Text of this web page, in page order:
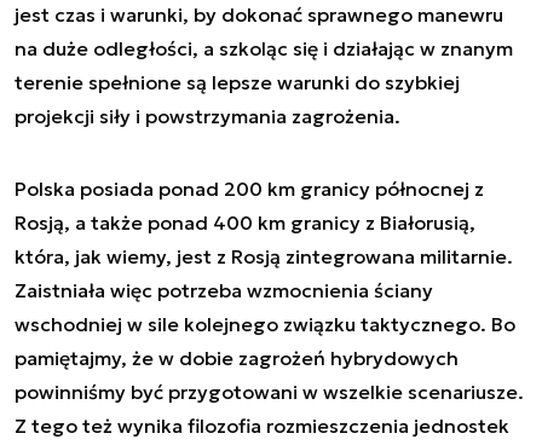
jest czas i warunki, by dokonać sprawnego manewru
na duże odległości, a szkoląc się i działając w znanym
terenie spełnione są lepsze warunki do szybkiej
projekcji siły i powstrzymania zagrożenia.
Polska posiada ponad 200 km granicy północnej z
Rosją, a także ponad 400 km granicy z Białorusią,
która, jak wiemy, jest z Rosją zintegrowana militarnie.
Zaistniała więc potrzeba wzmocnienia ściany
wschodniej w sile kolejnego związku taktycznego. Bo
pamiętajmy, że w dobie zagrożeń hybrydowych
powinniśmy być przygotowani w wszelkie scenariusze.
Z tego też wynika filozofia rozmieszczenia jednostek